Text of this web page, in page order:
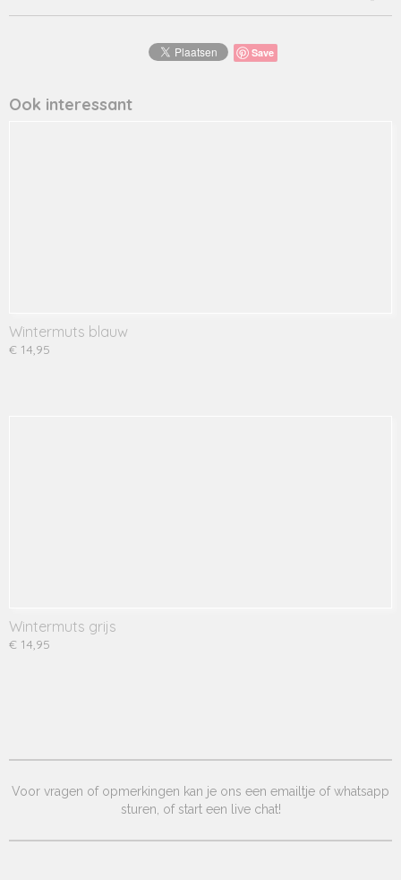
Save
Ook interessant
Wintermuts blauw
€ 14,95
Wintermuts grijs
€ 14,95
Voor vragen of opmerkingen kan je ons een emailtje of whatsapp
sturen, of start een live chat!